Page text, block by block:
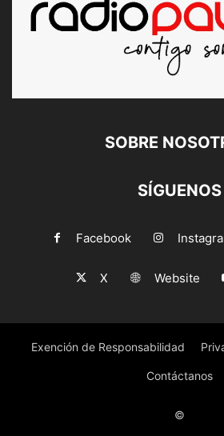
SOBRE
SÍGUENOS
Facebook
X Website
Exención de Responsabilidad
Contáctanos
©